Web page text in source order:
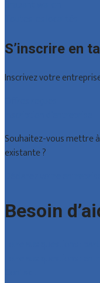
S’inscrire en
Inscrivez votre
Souhaitez-vous mettre
existante ?
Besoin